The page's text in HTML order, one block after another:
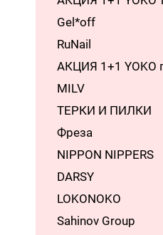
Gel*off
RuNail
АКЦИЯ 1+1 YOKO
MILV
ТЕРКИ И ПИЛКИ
Фреза
NIPPON NIPPERS
DARSY
LOKONOKO
Sahinov Group